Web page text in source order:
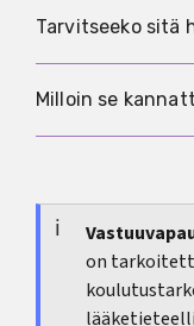
Joillakin
Tarvitseeko sitä
Yleensä ei. Jos
Milloin se
ilmestyy
hakeudu
on